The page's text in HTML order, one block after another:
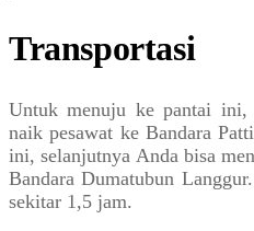
Transportasi
Untuk menuju ke pantai ini,
naik pesawat ke Bandara
ini, selanjutnya Anda bisa
Bandara Dumatubun
sekitar 1,5 jam.